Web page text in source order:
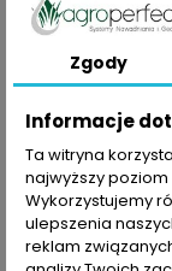
SZYBKI PODGLĄD
Zgody
Informacje
Ta witryna
najwyższy
Wykorzystujemy
ulepszenia
reklam